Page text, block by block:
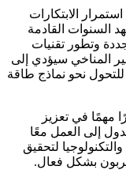
الابتكارات
السنوات القادمة
وتطور تقنيات
المناخي سيؤدي إلى
نحو نماذج طاقة
مهمًا في تعزيز
إلى العمل معًا
لتحقيق
بشكل فعال.